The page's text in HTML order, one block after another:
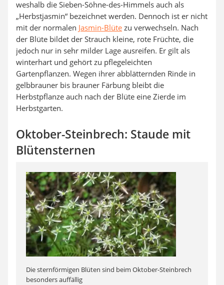
weshalb die Sieben-Söhne-des-Himmels auch als
„Herbstjasmin“ bezeichnet werden. Dennoch ist er nicht
mit der normalen Jasmin-Blüte zu verwechseln. Nach
der Blüte bildet der Strauch kleine, rote Früchte, die
jedoch nur in sehr milder Lage ausreifen. Er gilt als
winterhart und gehört zu pflegeleichten
Gartenpflanzen. Wegen ihrer abblätternden Rinde in
gelbbrauner bis brauner Färbung bleibt die
Herbstpflanze auch nach der Blüte eine Zierde im
Herbstgarten.
Oktober-Steinbrech: Staude mit
Blütensternen
Die sternförmigen Blüten sind beim Oktober-Steinbrech
besonders auffällig